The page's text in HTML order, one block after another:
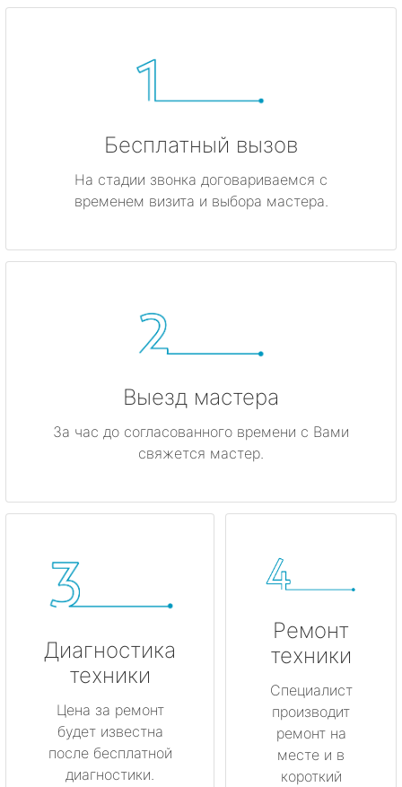
Бесплатный вызов
На стадии звонка договариваемся с
временем визита и выбора мастера.
Выезд мастера
За час до согласованного времени с Вами
свяжется мастер.
Диагностика
техники
Цена за ремонт
будет известна
после бесплатной
диагностики.
Ремонт
техники
Специалист
производит
ремонт на
месте и в
короткий